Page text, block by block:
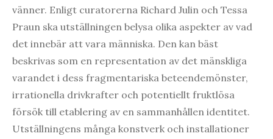
vänner. Enligt curatorerna Richard Julin och Tessa
Praun ska utställningen belysa olika aspekter av vad
det innebär att vara människa. Den kan bäst
beskrivas som en representation av det mänskliga
varandet i dess fragmentariska beteendemönster,
irrationella drivkrafter och potentiellt fruktlösa
försök till etablering av en sammanhållen identitet.
Utställningens många konstverk och installationer